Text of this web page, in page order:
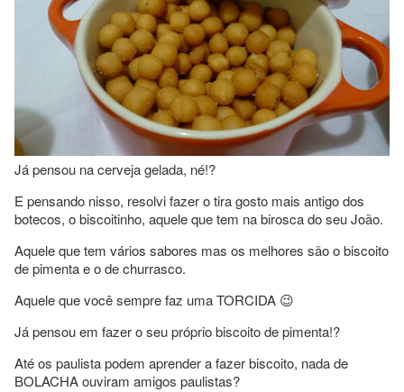
Já pensou na cerveja gelada, né!?
E pensando nisso, resolvi fazer o tira gosto mais antigo dos
botecos, o biscoitinho, aquele que tem na birosca do seu João.
Aquele que tem vários sabores mas os melhores são o biscoito
de pimenta e o de churrasco.
Aquele que você sempre faz uma TORCIDA 😉
Já pensou em fazer o seu próprio biscoito de pimenta!?
Até os paulista podem aprender a fazer biscoito, nada de
BOLACHA ouviram amigos paulistas?